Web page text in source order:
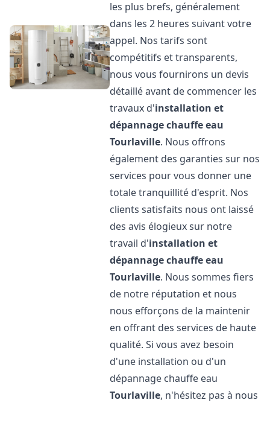
les plus brefs, généralement
dans les 2 heures suivant votre
appel. Nos tarifs sont
compétitifs et transparents,
nous vous fournirons un devis
détaillé avant de commencer les
travaux d'installation et
dépannage chauffe eau
Tourlaville. Nous offrons
également des garanties sur nos
services pour vous donner une
totale tranquillité d'esprit. Nos
clients satisfaits nous ont laissé
des avis élogieux sur notre
travail d'installation et
dépannage chauffe eau
Tourlaville. Nous sommes fiers
de notre réputation et nous
nous efforçons de la maintenir
en offrant des services de haute
qualité. Si vous avez besoin
d'une installation ou d'un
dépannage chauffe eau
Tourlaville, n'hésitez pas à nous